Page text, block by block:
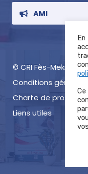
AMI
© CRI Fès-Meknès
Conditions
Charte de
Liens utiles